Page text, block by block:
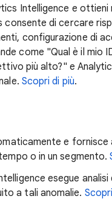
Intelligence e
consente di cercare
configurazione di
come "Qual è il mio
più alto?" e
Scopri di più.
e fornisce
o in un segmento.
esegue
a tali anomalie.